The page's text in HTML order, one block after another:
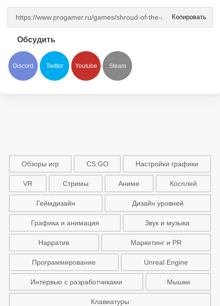
Копировать
Обсудить
Discord Twitter Youtube Steam
Обзоры игр CS:GO Настройки графики
VR Стримы Аниме Косплей
Геймдизайн Дизайн уровней
Графика и анимация Звук и музыка
Нарратив Маркетинг и PR
Программирование Unreal Engine
Интервью с разработчиками Мышки
Клавиатуры